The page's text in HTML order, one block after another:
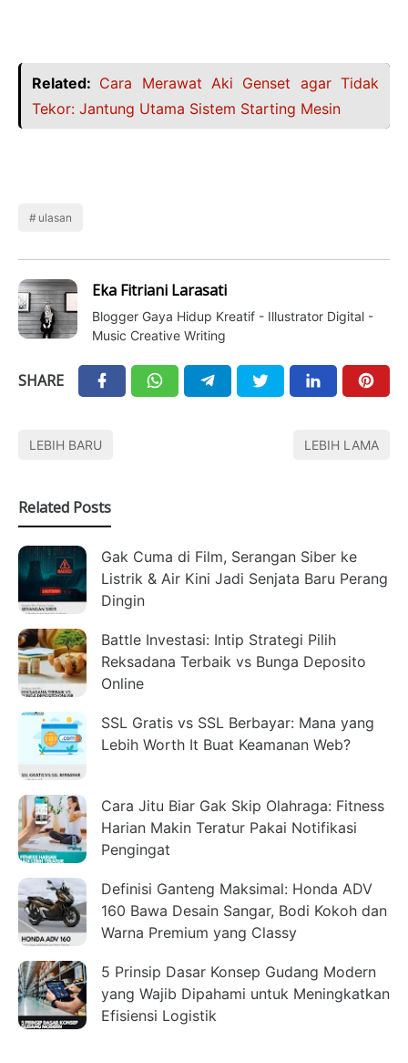
Related: Cara Merawat Aki Genset agar Tidak
Tekor: Jantung Utama Sistem Starting Mesin
ulasan
Eka Fitriani Larasati
Blogger Gaya Hidup Kreatif - Illustrator Digital -
Music Creative Writing
SHARE
LEBIH BARU LEBIH LAMA
Related Posts
Gak Cuma di Film, Serangan Siber ke
Listrik & Air Kini Jadi Senjata Baru Perang
Dingin
Battle Investasi: Intip Strategi Pilih
Reksadana Terbaik vs Bunga Deposito
Online
SSL Gratis vs SSL Berbayar: Mana yang
Lebih Worth It Buat Keamanan Web?
Cara Jitu Biar Gak Skip Olahraga: Fitness
Harian Makin Teratur Pakai Notifikasi
Pengingat
Definisi Ganteng Maksimal: Honda ADV
160 Bawa Desain Sangar, Bodi Kokoh dan
Warna Premium yang Classy
5 Prinsip Dasar Konsep Gudang Modern
yang Wajib Dipahami untuk Meningkatkan
Efisiensi Logistik